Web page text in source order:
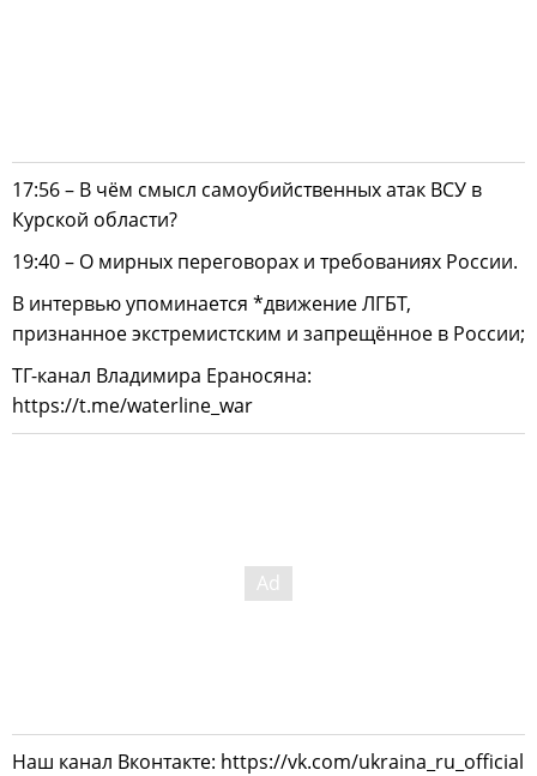
17:56 – В чём смысл самоубийственных атак ВСУ в
Курской области?
19:40 – О мирных переговорах и требованиях России.
В интервью упоминается *движение ЛГБТ,
признанное экстремистским и запрещённое в России;
ТГ-канал Владимира Ераносяна:
https://t.me/waterline_war
Наш канал Вконтакте: https://vk.com/ukraina_ru_official